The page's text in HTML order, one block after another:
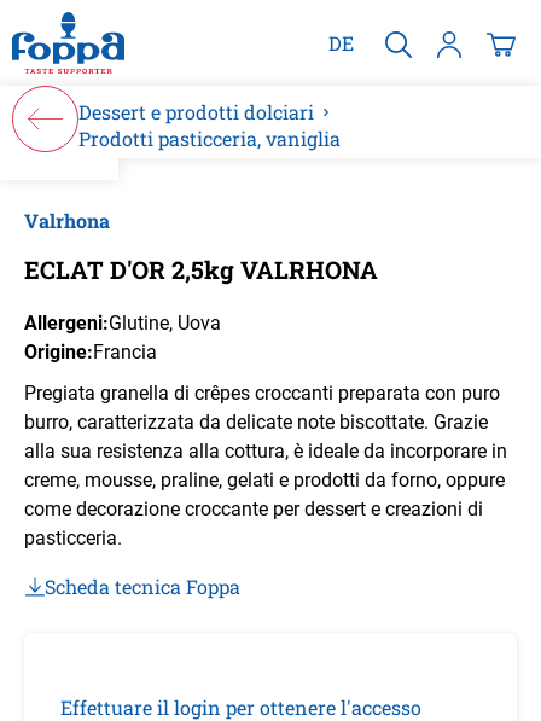
principale
DE
Dessert e prodotti dolciari
Prodotti pasticceria, vaniglia
Valrhona
ECLAT D'OR 2,5kg VALRHONA
Allergeni:Glutine, Uova
Origine:Francia
Pregiata granella di crêpes croccanti preparata con puro
burro, caratterizzata da delicate note biscottate. Grazie
alla sua resistenza alla cottura, è ideale da incorporare in
creme, mousse, praline, gelati e prodotti da forno, oppure
come decorazione croccante per dessert e creazioni di
pasticceria.
Scheda tecnica Foppa
Effettuare il login per ottenere l'accesso